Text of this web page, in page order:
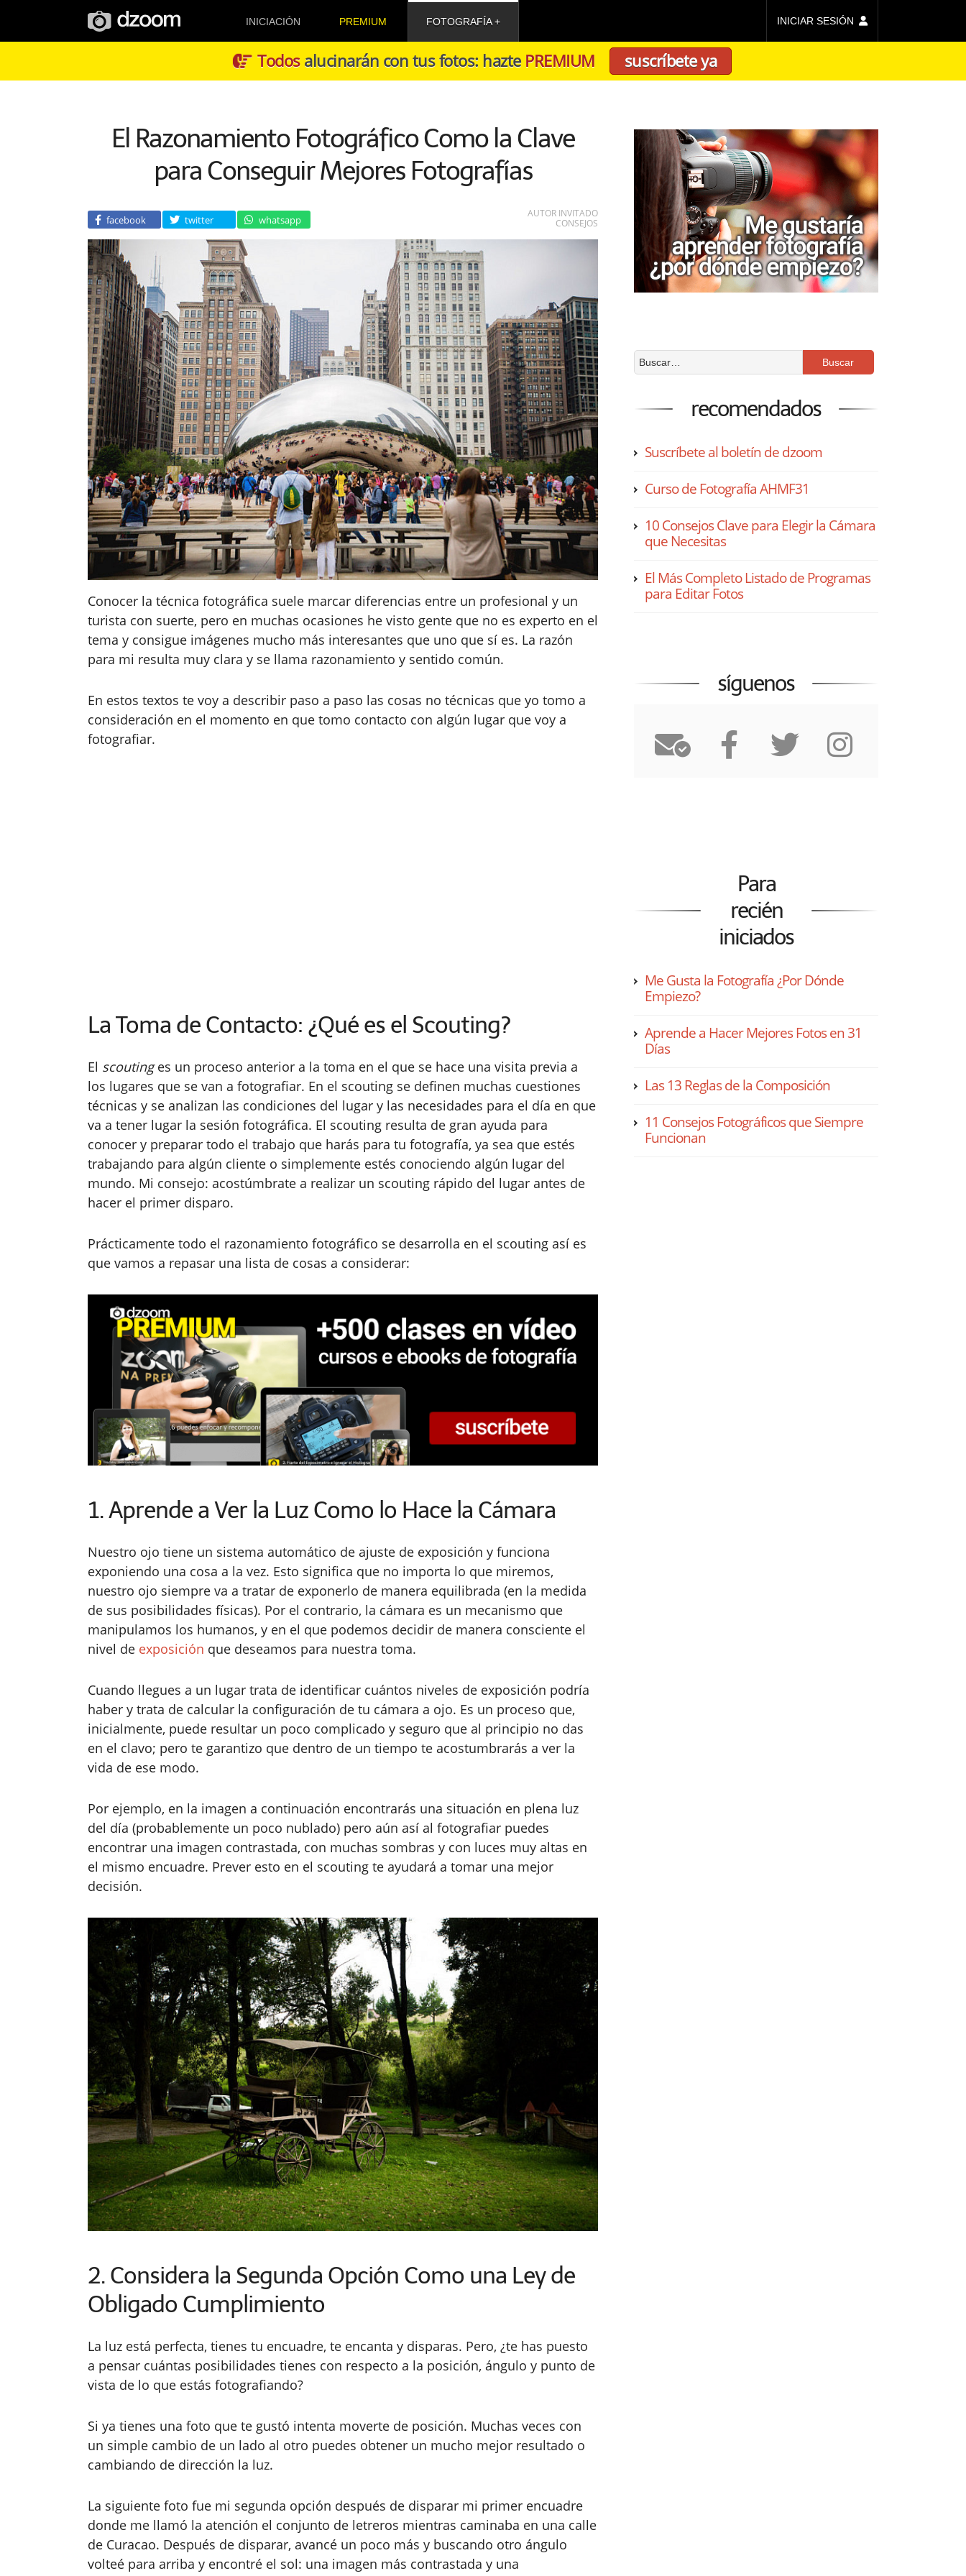
INICIACIÓN PREMIUM FOTOGRAFÍA INICIAR SESIÓN
Todosalucinarán con tus fotos: hazte PREMIUM suscríbete ya
El Razonamiento Fotográfico Como la Clave
para Conseguir Mejores Fotografías
facebook twitter whatsapp
AUTOR INVITADO
CONSEJOS
Conocer la técnica fotográfica suele marcar diferencias entre un profesional y un
turista con suerte, pero en muchas ocasiones he visto gente que no es experto en el
tema y consigue imágenes mucho más interesantes que uno que sí es. La razón
para mi resulta muy clara y se llama razonamiento y sentido común.
En estos textos te voy a describir paso a paso las cosas no técnicas que yo tomo a
consideración en el momento en que tomo contacto con algún lugar que voy a
fotografiar.
La Toma de Contacto: ¿Qué es el Scouting?
El scoutinges un proceso anterior a la toma en el que se hace una visita previa a
los lugares que se van a fotografiar. En el scouting se definen muchas cuestiones
técnicas y se analizan las condiciones del lugar y las necesidades para el día en que
va a tener lugar la sesión fotográfica. El scouting resulta de gran ayuda para
conocer y preparar todo el trabajo que harás para tu fotografía, ya sea que estés
trabajando para algún cliente o simplemente estés conociendo algún lugar del
mundo. Mi consejo: acostúmbrate a realizar un scouting rápido del lugar antes de
hacer el primer disparo.
Prácticamente todo el razonamiento fotográfico se desarrolla en el scouting así es
que vamos a repasar una lista de cosas a considerar:
1. Aprende a Ver la Luz Como lo Hace la Cámara
Nuestro ojo tiene un sistema automático de ajuste de exposición y funciona
exponiendo una cosa a la vez. Esto significa que no importa lo que miremos,
nuestro ojo siempre va a tratar de exponerlo de manera equilibrada (en la medida
de sus posibilidades físicas). Por el contrario, la cámara es un mecanismo que
manipulamos los humanos, y en el que podemos decidir de manera consciente el
nivel de exposición que deseamos para nuestra toma.
Cuando llegues a un lugar trata de identificar cuántos niveles de exposición podría
haber y trata de calcular la configuración de tu cámara a ojo. Es un proceso que,
inicialmente, puede resultar un poco complicado y seguro que al principio no das
en el clavo; pero te garantizo que dentro de un tiempo te acostumbrarás a ver la
vida de ese modo.
Por ejemplo, en la imagen a continuación encontrarás una situación en plena luz
del día (probablemente un poco nublado) pero aún así al fotografiar puedes
encontrar una imagen contrastada, con muchas sombras y con luces muy altas en
el mismo encuadre. Prever esto en el scouting te ayudará a tomar una mejor
decisión.
2. Considera la Segunda Opción Como una Ley de
Obligado Cumplimiento
La luz está perfecta, tienes tu encuadre, te encanta y disparas. Pero, ¿te has puesto
a pensar cuántas posibilidades tienes con respecto a la posición, ángulo y punto de
vista de lo que estás fotografiando?
Si ya tienes una foto que te gustó intenta moverte de posición. Muchas veces con
un simple cambio de un lado al otro puedes obtener un mucho mejor resultado o
cambiando de dirección la luz.
La siguiente foto fue mi segunda opción después de disparar mi primer encuadre
donde me llamó la atención el conjunto de letreros mientras caminaba en una calle
de Curacao. Después de disparar, avancé un poco más y buscando otro ángulo
volteé para arriba y encontré el sol: una imagen más contrastada y una
recomendados
Suscríbete al boletín de dzoom
Curso de Fotografía AHMF31
10 Consejos Clave para Elegir la Cámara
que Necesitas
El Más Completo Listado de Programas
para Editar Fotos
síguenos
Para
recién
iniciados
Me Gusta la Fotografía ¿Por Dónde
Empiezo?
Aprende a Hacer Mejores Fotos en 31
Días
Las 13 Reglas de la Composición
11 Consejos Fotográficos que Siempre
Funcionan